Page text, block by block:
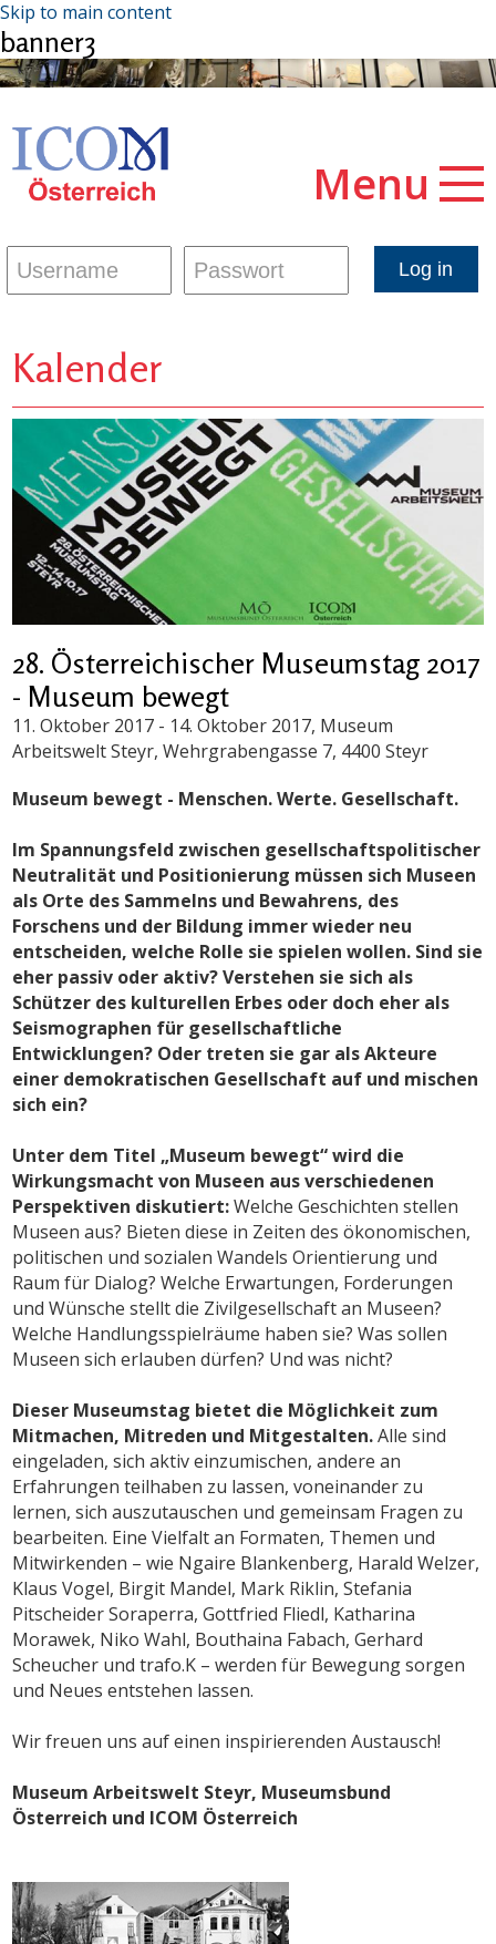
Skip to main content
banner3
Menu
Kalender
28. Österreichischer Museumstag 2017
- Museum bewegt
11. Oktober 2017 - 14. Oktober 2017, Museum
Arbeitswelt Steyr, Wehrgrabengasse 7, 4400 Steyr
Museum bewegt - Menschen. Werte. Gesellschaft.
Im Spannungsfeld zwischen gesellschaftspolitischer
Neutralität und Positionierung müssen sich Museen
als Orte des Sammelns und Bewahrens, des
Forschens und der Bildung immer wieder neu
entscheiden, welche Rolle sie spielen wollen. Sind sie
eher passiv oder aktiv? Verstehen sie sich als
Schützer des kulturellen Erbes oder doch eher als
Seismographen für gesellschaftliche
Entwicklungen? Oder treten sie gar als Akteure
einer demokratischen Gesellschaft auf und mischen
sich ein?
Unter dem Titel „Museum bewegt“ wird die
Wirkungsmacht von Museen aus verschiedenen
Perspektiven diskutiert:Welche Geschichten stellen
Museen aus? Bieten diese in Zeiten des ökonomischen,
politischen und sozialen Wandels Orientierung und
Raum für Dialog? Welche Erwartungen, Forderungen
und Wünsche stellt die Zivilgesellschaft an Museen?
Welche Handlungsspielräume haben sie? Was sollen
Museen sich erlauben dürfen? Und was nicht?
Dieser Museumstag bietet die Möglichkeit zum
Mitmachen, Mitreden und Mitgestalten.Alle sind
eingeladen, sich aktiv einzumischen, andere an
Erfahrungen teilhaben zu lassen, voneinander zu
lernen, sich auszutauschen und gemeinsam Fragen zu
bearbeiten. Eine Vielfalt an Formaten, Themen und
Mitwirkenden – wie Ngaire Blankenberg, Harald Welzer,
Klaus Vogel, Birgit Mandel, Mark Riklin, Stefania
Pitscheider Soraperra, Gottfried Fliedl, Katharina
Morawek, Niko Wahl, Bouthaina Fabach, Gerhard
Scheucher und trafo.K – werden für Bewegung sorgen
und Neues entstehen lassen.
Wir freuen uns auf einen inspirierenden Austausch!
Museum Arbeitswelt Steyr, Museumsbund
Österreich und ICOM Österreich